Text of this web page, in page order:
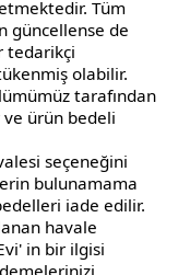
Tüm
güncellense de
tedarikçi
olabilir.
tarafından
ürün bedeli
seçeneğini
bulunamama
iade edilir.
havale
in bir ilgisi